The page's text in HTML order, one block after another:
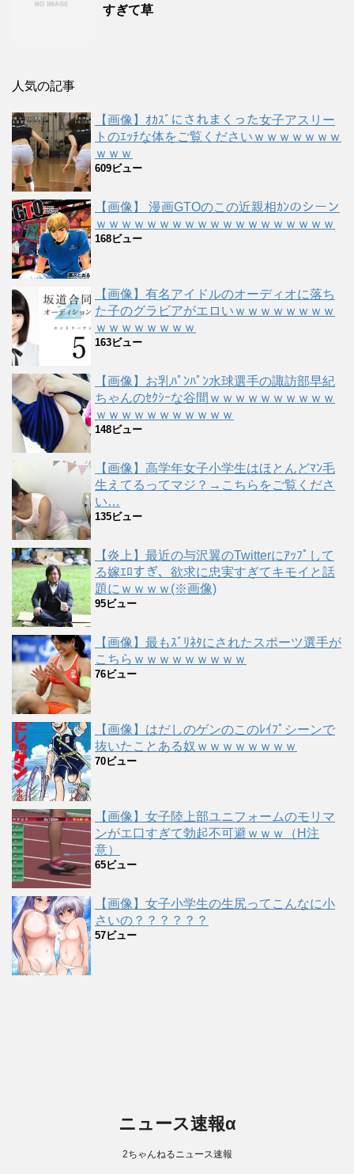
すぎて草
人気の記事
【画像】ｵｶｽﾞにされまくった女子アスリー
トのｴｯﾁな体をご覧くださいｗｗｗｗｗｗｗ
ｗｗｗ
609ビュー
【画像】 漫画GTOのこの近親相ｶﾝのシーン
ｗｗｗｗｗｗｗｗｗｗｗｗｗｗｗｗｗｗｗ
168ビュー
【画像】有名アイドルのオーディオに落ち
た子のグラビアがエロいｗｗｗｗｗｗｗｗ
ｗｗｗｗｗｗｗｗ
163ビュー
【画像】お乳ﾊﾟﾝﾊﾟﾝ水球選手の諏訪部早紀
ちゃんのｾｸｼｰな谷間ｗｗｗｗｗｗｗｗｗｗ
ｗｗｗｗｗｗｗｗｗｗｗ
148ビュー
【画像】高学年女子小学生はほとんどﾏﾝ毛
生えてるってマジ？→こちらをご覧くださ
い…
135ビュー
【炎上】最近の与沢翼のTwitterにｱｯﾌﾟして
る嫁ｴﾛすぎ、欲求に忠実すぎてキモイと話
題にｗｗｗｗ(※画像)
95ビュー
【画像】最もｽﾞﾘﾈﾀにされたスポーツ選手が
こちらｗｗｗｗｗｗｗｗｗ
76ビュー
【画像】はだしのゲンのこのﾚｲﾌﾟシーンで
抜いたことある奴ｗｗｗｗｗｗｗｗ
70ビュー
【画像】女子陸上部ユニフォームのモリマ
ンがエ口すぎて勃起不可避ｗｗｗ（H注
意）
65ビュー
【画像】女子小学生の生尻ってこんなに小
さいの？？？？？？
57ビュー
ニュース速報α
2ちゃんねるニュース速報